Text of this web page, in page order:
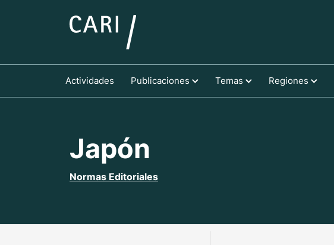
Actividades Publicaciones Temas Regiones
Japón
Normas Editoriales